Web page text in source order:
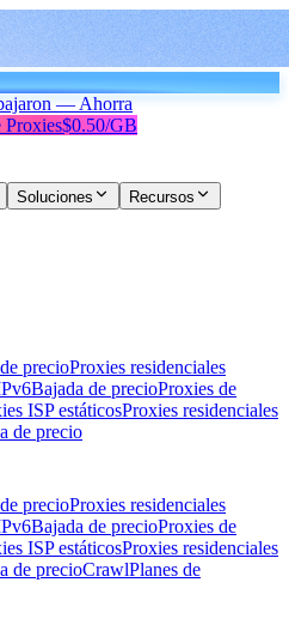
— Ahorra
Proxies$0.50/GB
Soluciones
Recursos
precioProxies residenciales
Bajada de precioProxies de
ISP estáticosProxies residenciales
de precio
precioProxies residenciales
Bajada de precioProxies de
ISP estáticosProxies residenciales
de precioCrawlPlanes de